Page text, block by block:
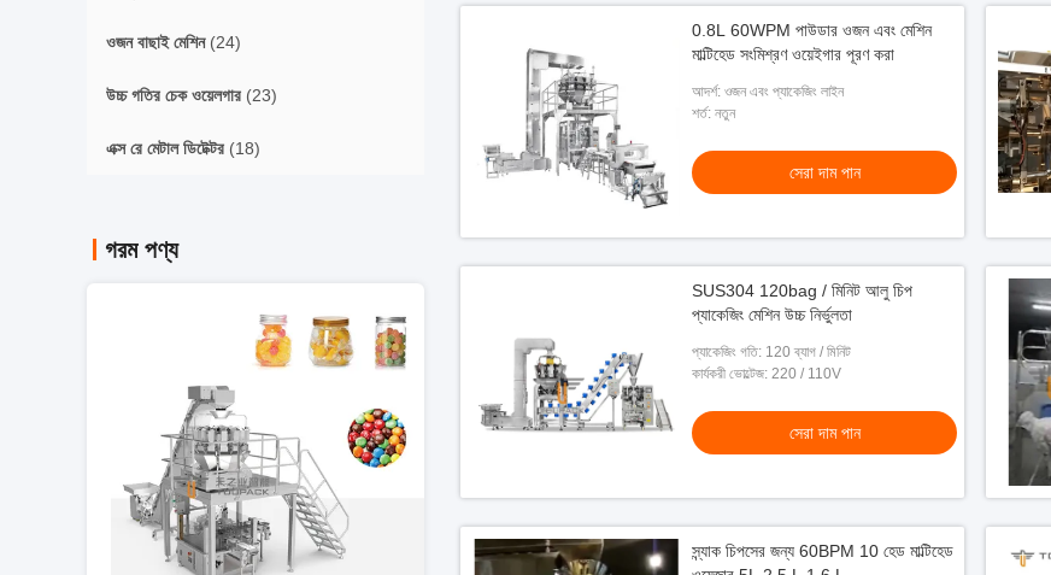
ওজন বাছাই মেশিন(24)
উচ্চ গতির চেক ওয়েলগার (23)
এক্স রে মেটাল ডিটেক্টর (18)
গরম পণ্য
0.8L 60WPM পাউডার ওজন এবং মেশিন
মাল্টিহেড সংমিশ্রণ ওয়েইগার পূরণ করা
আদর্শ: ওজন এবং প্যাকেজিং লাইন
শর্ত: নতুন
সেরা দাম পান
SUS304 120bag / মিনিট আলু চিপ
প্যাকেজিং মেশিন উচ্চ নির্ভুলতা
প্যাকেজিং গতি: 120 ব্যাগ / মিনিট
কার্যকরী ভোল্টেজ: 220 / 110V
সেরা দাম পান
স্ন্যাক চিপসের জন্য 60BPM 10 হেড মাল্টিহেড